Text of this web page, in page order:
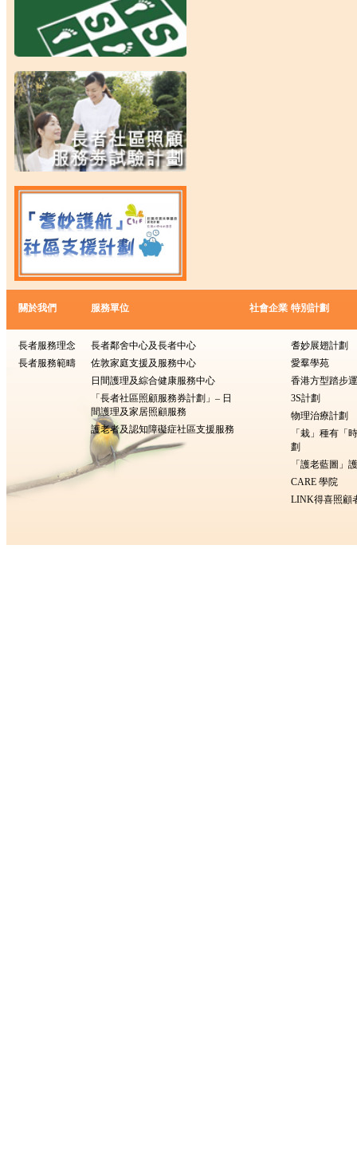
關於我們
長者服務理念
長者服務範疇
服務單位
長者鄰舍中心及長者中心
佐敦家庭支援及服務中心
日間護理及綜合健康服務中心
「長者社區照顧服務券計劃」– 日
間護理及家居照顧服務
護老者及認知障礙症社區支援服務
社會企業 特別計劃
耆妙展翅計劃
愛羣學苑
香港方型踏步
3S計劃
物理治療計劃
「栽」種有
劃
「護老藍圖」
CARE 學院
LINK得喜照顧